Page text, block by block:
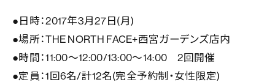
●日時：2017年3月27日(月)
●場所：THE NORTH FACE+西宮ガーデンズ店内
●時間：11:00～12:00/13:00～14:00 2回開催
●定員：1回6名/計12名(完全予約制・女性限定)